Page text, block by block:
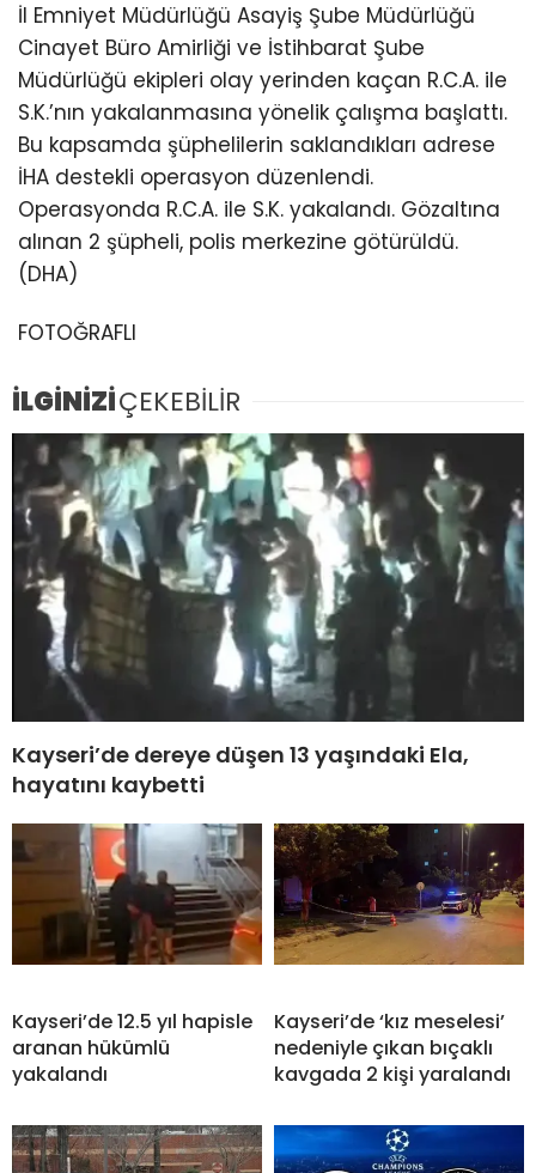
İl Emniyet Müdürlüğü Asayiş Şube Müdürlüğü
Cinayet Büro Amirliği ve İstihbarat Şube
Müdürlüğü ekipleri olay yerinden kaçan R.C.A. ile
S.K.’nın yakalanmasına yönelik çalışma başlattı.
Bu kapsamda şüphelilerin saklandıkları adrese
İHA destekli operasyon düzenlendi.
Operasyonda R.C.A. ile S.K. yakalandı. Gözaltına
alınan 2 şüpheli, polis merkezine götürüldü.
(DHA)
FOTOĞRAFLI
İLGİNİZİÇEKEBİLİR
Kayseri’de dereye düşen 13 yaşındaki Ela,
hayatını kaybetti
Kayseri’de 12.5 yıl hapisle
aranan hükümlü
yakalandı
Kayseri’de ‘kız meselesi’
nedeniyle çıkan bıçaklı
kavgada 2 kişi yaralandı